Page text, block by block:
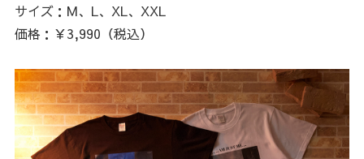
サイズ：M、L、XL、XXL
価格：￥3,990（税込）